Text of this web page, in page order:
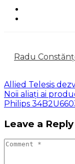
Radu
Allied Telesis
Noii aliați ai
Philips
Leave a Reply